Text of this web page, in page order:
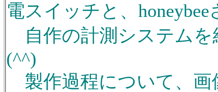
電スイッチと、
自作の計測システムを
(^^)
製作過程について、画